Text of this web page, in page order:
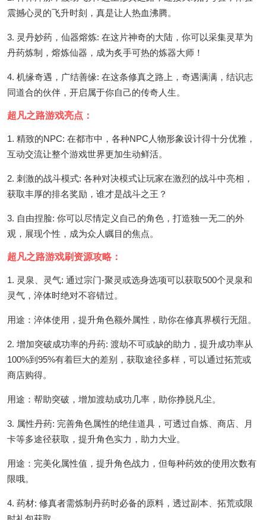
震撼心灵的飞升时刻，真是让人热血沸腾。
3. 灵丹妙药，仙器熔炼: 在这片神奇的大陆，你可以采集灵草为
丹药炼制，熔炼仙器，成为炙手可热的炼器大师！
4. 机缘奇遇，广结善缘: 在这条修真之路上，奇遇满满，结识志
同道合的伙伴，开启属于你自己的传奇人生。
超凡之路游戏亮点：
1. 精致的NPC: 在都市中，各种NPC人物形象设计得十分优雅，
互动交流让整个游戏世界更加生动鲜活。
2. 刺激的战斗模式: 各种对决模式让玩家在激烈的战斗中亮相，
获取丰厚的排名奖励，谁才是战斗之王？
3. 自由捏脸: 你可以尽情定义自己的角色，打造独一无二的外
观，展现个性，成为众人瞩目的焦点。
超凡之路游戏刷资源攻略：
1. 灵泉、灵气: 通过宗门-聚灵或选身选项可以获取500个灵泉和
灵气，淬体时绝对不容错过。
用途：淬体使用，提升角色额外属性，助你在修真界横行无阻。
2. 增加突破成功率的丹药: 渡劫不可或缺的助力，提升成功率从
100%到95%有着巨大的差别，获取途径多样，可以通过拓荒或
商店购得。
用途：帮助突破，增加渡劫成功几率，助你挣脱凡尘。
3. 属性丹药: 完善角色属性的绝佳道具，可透过自炼、商店、月
卡等多途径获取，提升角色实力，助力大业。
用途：完美化属性值，提升角色战力，但每种药效的使用次数有
限哦。
4. 药材: 修真者需炼制丹药时必备的原料，透过副本、拓荒或限